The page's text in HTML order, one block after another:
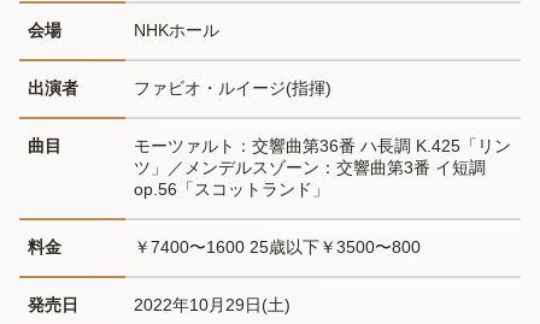
会場 NHKホール
出演者 ファビオ・ルイージ(指揮)
曲目
モーツァルト：交響曲第36番 ハ長調 K.425「リン
ツ」／メンデルスゾーン：交響曲第3番 イ短調
op.56「スコットランド」
料金 ￥7400〜1600 25歳以下￥3500〜800
発売日 2022年10月29日(土)